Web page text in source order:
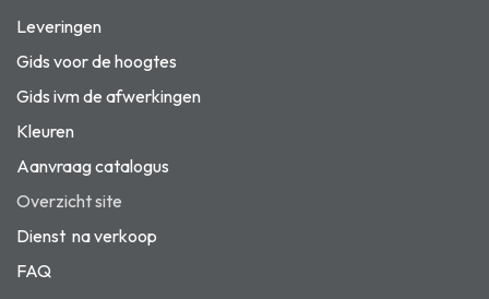
Leveringen
Gids voor de hoogtes
Gids ivm de afwerkingen
Kleuren
Aanvraag catalogus
Overzicht site
Dienst na verkoop
FAQ